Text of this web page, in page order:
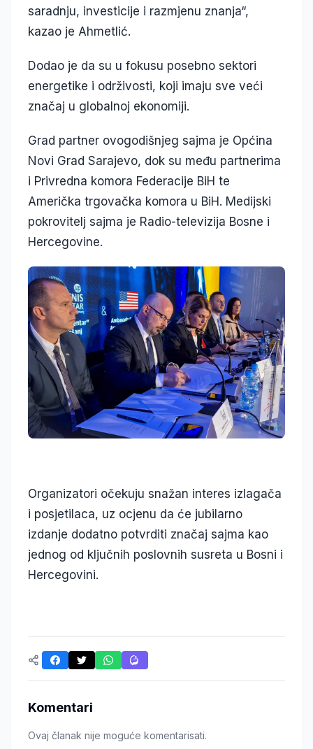
saradnju, investicije i razmjenu znanja“,
kazao je Ahmetlić.
Dodao je da su u fokusu posebno sektori
energetike i održivosti, koji imaju sve veći
značaj u globalnoj ekonomiji.
Grad partner ovogodišnjeg sajma je Općina
Novi Grad Sarajevo, dok su među partnerima
i Privredna komora Federacije BiH te
Američka trgovačka komora u BiH. Medijski
pokrovitelj sajma je Radio-televizija Bosne i
Hercegovine.
Organizatori očekuju snažan interes izlagača
i posjetilaca, uz ocjenu da će jubilarno
izdanje dodatno potvrditi značaj sajma kao
jednog od ključnih poslovnih susreta u Bosni i
Hercegovini.
Komentari
Ovaj članak nije moguće komentarisati.